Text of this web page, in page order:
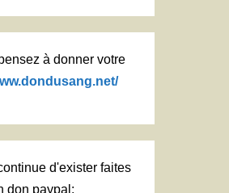
à donner votre
d'exister faites
don paypal: